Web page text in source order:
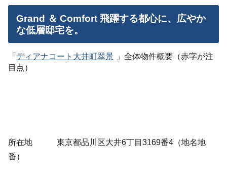
Grand ＆ Comfort 飛躍する都心に、広やか
な低層邸宅を。
「ディアナコート大井町翠景 」全体物件概要（赤字が注
目点）
所在地 東京都品川区大井6丁目3169番4（地名地
番）